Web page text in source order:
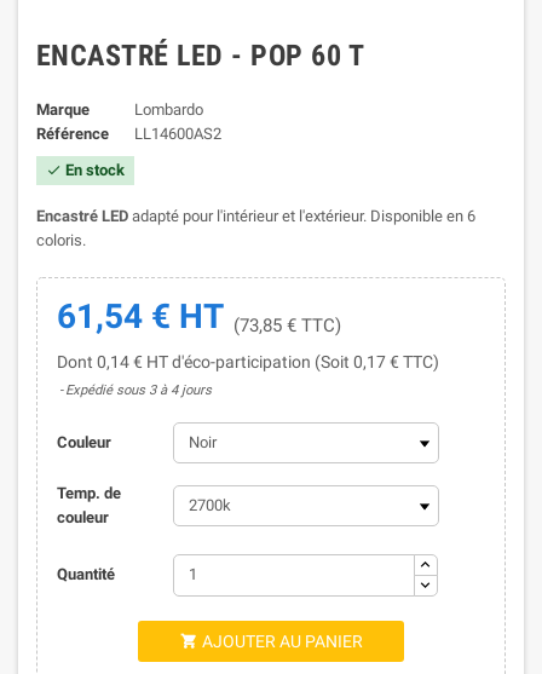
ENCASTRÉ LED - POP 60 T
Marque
Lombardo
Référence
LL14600AS2
 En stock
Encastré LED adapté pour l'intérieur et l'extérieur. Disponible en 6
coloris.
61,54 € HT (73,85 € TTC)
Dont 0,14 € HT d'éco-participation (Soit 0,17 € TTC)
Expédié sous 3 à 4 jours
Couleur
Temp. de
couleur
Quantité
 AJOUTER AU PANIER